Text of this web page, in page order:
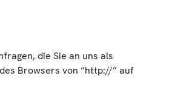
die Sie an uns als
Browsers von “http://” auf